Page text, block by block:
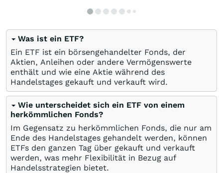
Was ist ein ETF?
Ein ETF ist ein börsengehandelter Fonds, der
Aktien, Anleihen oder andere Vermögenswerte
enthält und wie eine Aktie während des
Handelstages gekauft und verkauft wird.
Wie unterscheidet sich ein ETF von einem
herkömmlichen Fonds?
Im Gegensatz zu herkömmlichen Fonds, die nur am
Ende des Handelstages gehandelt werden, können
ETFs den ganzen Tag über gekauft und verkauft
werden, was mehr Flexibilität in Bezug auf
Handelsstrategien bietet.